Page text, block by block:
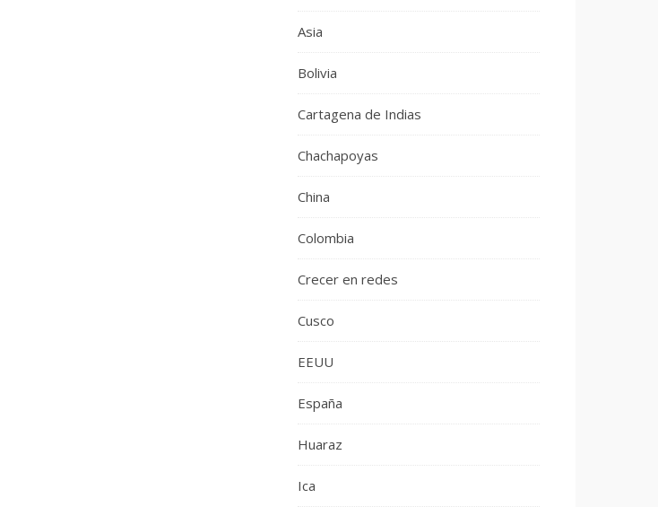
Asia
Bolivia
Cartagena de Indias
Chachapoyas
China
Colombia
Crecer en redes
Cusco
EEUU
España
Huaraz
Ica